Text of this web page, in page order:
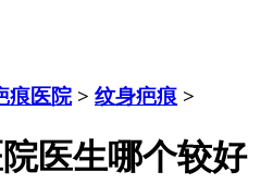
痕医院> 纹身疤痕 >
医生哪个较好